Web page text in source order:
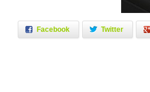
Facebook Twitter